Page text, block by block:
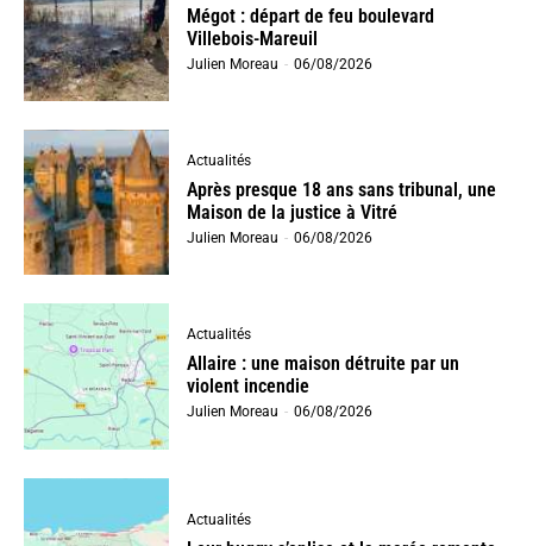
Mégot : départ de feu boulevard
Villebois-Mareuil
Julien Moreau - 06/08/2026
Actualités
Après presque 18 ans sans tribunal, une
Maison de la justice à Vitré
Julien Moreau - 06/08/2026
Actualités
Allaire : une maison détruite par un
violent incendie
Julien Moreau - 06/08/2026
Actualités